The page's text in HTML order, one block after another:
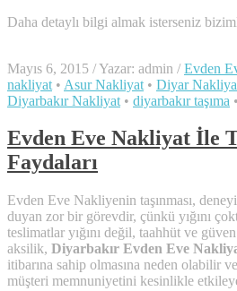
Daha detaylı bilgi almak isterseniz
Mayıs 6, 2015 /Yazar: admin / Evden
nakliyat • Asur Nakliyat • Diyar
Diyarbakır Nakliyat • diyarbakır taşıma •
Evden Eve Nakliyat İle
Faydaları
Evden Eve Nakliyenin taşınması,
duyan zor bir görevdir, çünkü yığını
teslimatlar yığını değil, taahhüt ve
aksilik, Diyarbakır Evden Eve
itibarına sahip olmasına neden olabilir
müşteri memnuniyetini kesinlikle